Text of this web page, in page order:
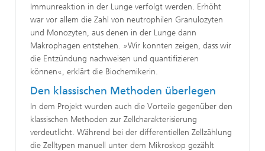
Immunreaktion in der Lunge verfolgt werden. Erhöht
war vor allem die Zahl von neutrophilen Granulozyten
und Monozyten, aus denen in der Lunge dann
Makrophagen entstehen. »Wir konnten zeigen, dass wir
die Entzündung nachweisen und quantifizieren
können«, erklärt die Biochemikerin.
Den klassischen Methoden überlegen
In dem Projekt wurden auch die Vorteile gegenüber den
klassischen Methoden zur Zellcharakterisierung
verdeutlicht. Während bei der differentiellen Zellzählung
die Zelltypen manuell unter dem Mikroskop gezählt